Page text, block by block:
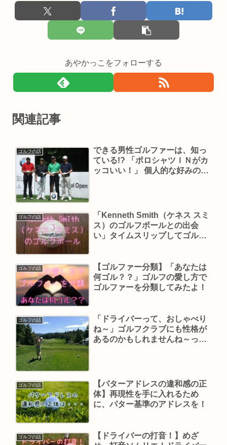
あやかっこをフォローする
関連記事
ゴルフの話
できる男性ゴルファーは、知っ
ている!? 「ポロシャツＩＮがカ
ッコいい！」 個人的な好みのお
ゴルフの話
「Kenneth Smith（ケネス スミ
ス）のゴルフボールとの出会
い」タイムスリップしてゴルフ
ゴルフの話
【ゴルファー分類】「あなたは
何ゴル？？」ゴルフの愛し方で
ゴルファーを分類してみたよ！
ゴルフの話
「ドライバーって、おしゃべり
ね～」ゴルフクラブにも性格が
あるのかもしれませんね～って
ゴルフの話
【パターアドレスの違和感の正
体】再現性を手に入れるため
に、パター基準のアドレスを！
ゴルフの話
【ドライバーの打音！】めざ